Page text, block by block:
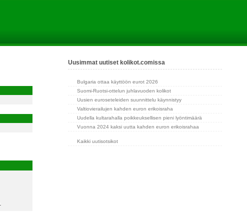
Uusimmat uutiset kolikot.comissa
Bulgaria ottaa käyttöön eurot 2026
Suomi-Ruotsi-ottelun juhlavuoden kolikot
Uusien euroseteleiden suunnittelu käynnistyy
Valtiovierailujen kahden euron erikoisraha
Uudella kultarahalla poikkeuksellisen pieni lyöntimäärä
Vuonna 2024 kaksi uutta kahden euron erikoisrahaa
Kaikki uutisotsikot